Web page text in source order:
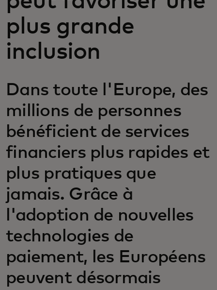
plus grande
inclusion
Dans toute l'Europe, des
millions de personnes
bénéficient de services
financiers plus rapides et
plus pratiques que
jamais. Grâce à
l'adoption de nouvelles
technologies de
paiement, les Européens
peuvent désormais